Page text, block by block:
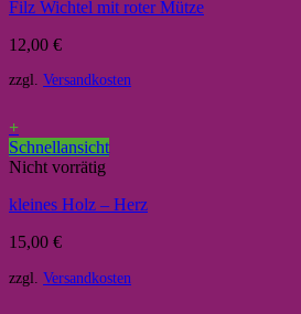
Filz Wichtel mit roter Mütze
12,00 €
zzgl. Versandkosten
+
Schnellansicht
Nicht vorrätig
kleines Holz – Herz
15,00 €
zzgl. Versandkosten